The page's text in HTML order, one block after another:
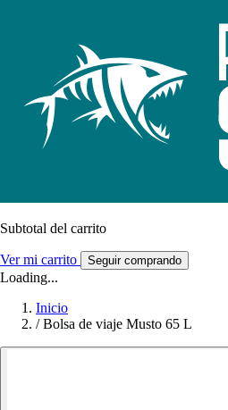
Subtotal del carrito
Ver mi carrito Seguir comprando
Loading...
Inicio
/ Bolsa de viaje Musto 65 L